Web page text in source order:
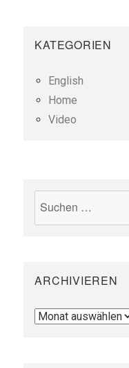
KATEGORIEN
English
Home
Video
ARCHIVIEREN
Archivieren